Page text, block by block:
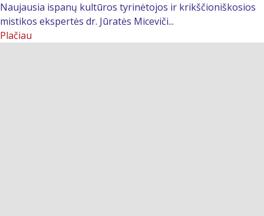
Naujausia ispanų kultūros tyrinėtojos ir krikščioniškosios
mistikos ekspertės dr. Jūratės Miceviči...
Plačiau